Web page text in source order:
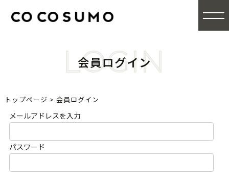
LOGIN
会員ログイン
トップページ > 会員ログイン
メールアドレスを入力
パスワード